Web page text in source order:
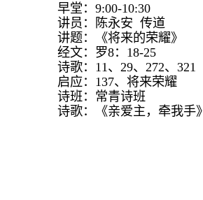
早堂：9:00-10:30
讲员：陈永安 传道
讲题：《将来的荣耀》
经文：罗8：18-25
诗歌：11、29、272、321
启应：137、将来荣耀
诗班：常青诗班
诗歌：《亲爱主，牵我手》